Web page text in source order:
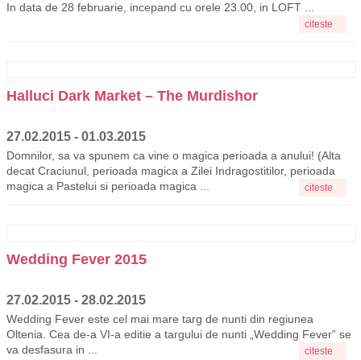
In data de 28 februarie, incepand cu orele 23.00, in LOFT ...
citeste
Halluci Dark Market – The Murdishor
27.02.2015 - 01.03.2015
Domnilor, sa va spunem ca vine o magica perioada a anului! (Alta
decat Craciunul, perioada magica a Zilei Indragostitilor, perioada
magica a Pastelui si perioada magica ...
citeste
Wedding Fever 2015
27.02.2015 - 28.02.2015
Wedding Fever este cel mai mare targ de nunti din regiunea
Oltenia. Cea de-a VI-a editie a targului de nunti „Wedding Fever” se
va desfasura in ...
citeste